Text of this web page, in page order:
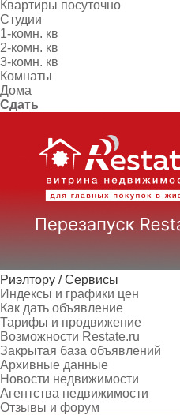
Квартиры посуточно
Студии
1-комн. кв
2-комн. кв
3-комн. кв
Комнаты
Дома
Сдать
Риэлтору / Сервисы
Индексы и графики цен
Как дать объявление
Тарифы и продвижение
Возможности Restate.ru
Закрытая база объявлений
Архивные данные
Новости недвижимости
Агентства недвижимости
Отзывы и форум